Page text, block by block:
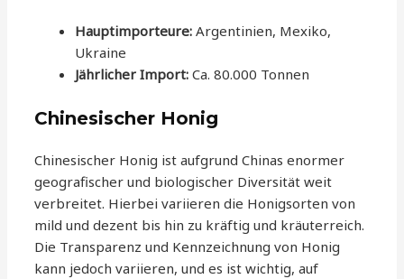
Hauptimporteure: Argentinien, Mexiko,
Ukraine
Jährlicher Import: Ca. 80.000 Tonnen
Chinesischer Honig
Chinesischer Honig ist aufgrund Chinas enormer
geografischer und biologischer Diversität weit
verbreitet. Hierbei variieren die Honigsorten von
mild und dezent bis hin zu kräftig und kräuterreich.
Die Transparenz und Kennzeichnung von Honig
kann jedoch variieren, und es ist wichtig, auf